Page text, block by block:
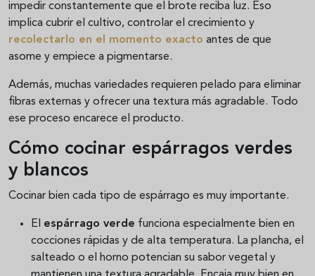
impedir constantemente que el brote reciba luz. Eso
implica cubrir el cultivo, controlar el crecimiento y
recolectarlo en el momento exacto antes de que
asome y empiece a pigmentarse.
Además, muchas variedades requieren pelado para eliminar
fibras externas y ofrecer una textura más agradable. Todo
ese proceso encarece el producto.
Cómo cocinar espárragos verdes
y blancos
Cocinar bien cada tipo de espárrago es muy importante.
El espárrago verde funciona especialmente bien en
cocciones rápidas y de alta temperatura. La plancha, el
salteado o el horno potencian su sabor vegetal y